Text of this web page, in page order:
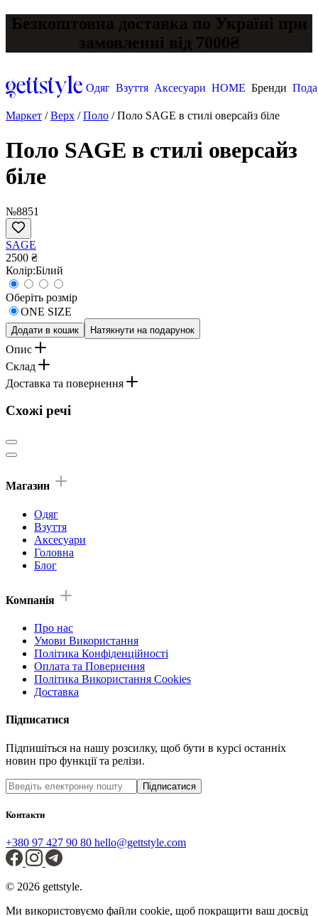
Безкоштовна доставка по Україні при
замовленні від 7000₴
Одяг Взуття Аксесуари HOME Бренди
Маркет /Верх /Поло /Поло SAGE в стилі оверсайз біле
Поло SAGE в стилі оверсайз
біле
№8851
SAGE
2500 ₴
Колір:Білий
Оберіть розмір
ONE SIZE
Додати в кошик Натякнути на подарунок
Опис
Склад
Доставка та повернення
Схожі речі
Магазин
Одяг
Взуття
Аксесуари
Головна
Блог
Компанія
Про нас
Умови Використання
Політика Конфіденційності
Оплата та Повернення
Політика Використання Cookies
Доставка
Підписатися
Підпишіться на нашу розсилку, щоб бути в курсі останніх
новин про функції та релізи.
Підписатися
Контакти
+380 97 427 90 80 hello@gettstyle.com
© 2026 gettstyle.
Ми використовуємо файли cookie, щоб покращити ваш досвід